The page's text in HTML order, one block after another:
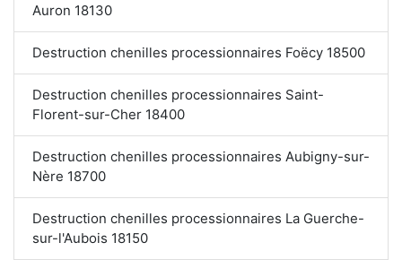
Auron 18130
Destruction chenilles processionnaires Foëcy 18500
Destruction chenilles processionnaires Saint-
Florent-sur-Cher 18400
Destruction chenilles processionnaires Aubigny-sur-
Nère 18700
Destruction chenilles processionnaires La Guerche-
sur-l'Aubois 18150